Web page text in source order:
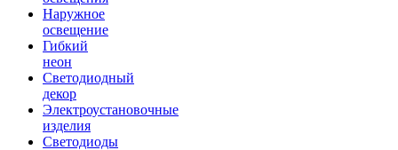
Наружное
освещение
Гибкий
неон
Светодиодный
декор
Электроустановочные
изделия
Светодиоды